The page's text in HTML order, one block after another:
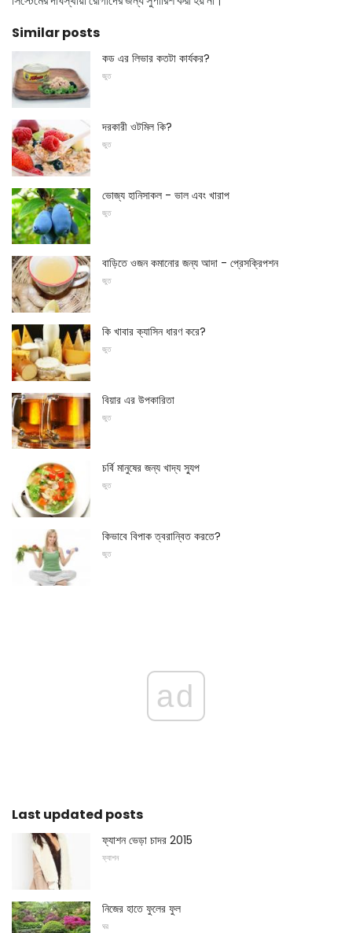
Similar posts
কড এর লিভার কতটা কার্যকর?
জুত
দরকারী ওটমিল কি?
জুত
ভোজ্য হানিসাকল - ভাল এবং খারাপ
জুত
বাড়িতে ওজন কমানোর জন্য আদা - প্রেসক্রিপশন
জুত
কি খাবার ক্যাসিন ধারণ করে?
জুত
বিয়ার এর উপকারিতা
জুত
চর্বি মানুষের জন্য খাদ্য স্যুপ
জুত
কিভাবে বিপাক ত্বরান্বিত করতে?
জুত
ad
Last updated posts
ফ্যাশন ভেড়া চাদর 2015
ফ্যাশন
নিজের হাতে ফুলের ফুল
ঘর